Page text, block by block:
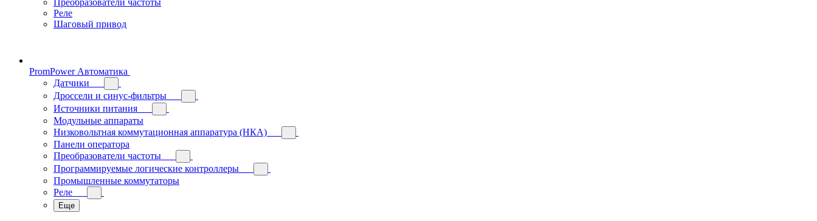
Преобразователи частоты
Реле
Шаговый привод
PromPower Автоматика
Датчики
Дроссели и синус-фильтры
Источники питания
Модульные аппараты
Низковольтная коммутационная аппаратура (НКА)
Панели оператора
Преобразователи частоты
Программируемые логические контроллеры
Промышленные коммутаторы
Реле
Еще